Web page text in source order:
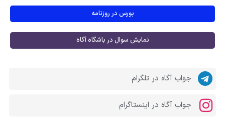
بورس در روزنامه
نمایش سوال در باشگاه آگاه
جواب آگاه در تلگرام
جواب آگاه در اینستاگرام